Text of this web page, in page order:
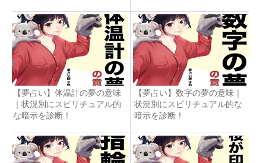
【夢占い】体温計の夢の意味
｜状況別にスピリチュアル的
な暗示を診断！
【夢占い】数字の夢の意味｜
状況別にスピリチュアル的な
暗示を診断！